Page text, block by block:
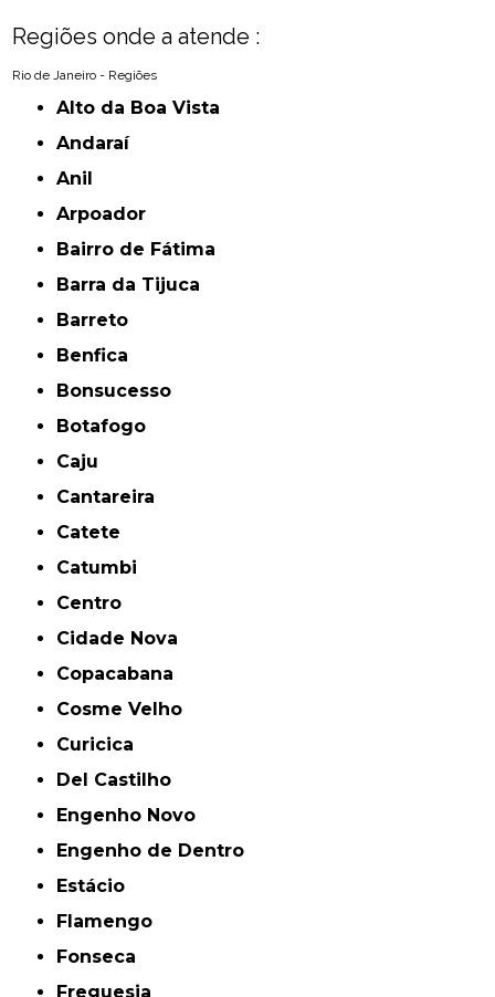
Regiões onde a atende :
Rio de Janeiro - Regiões
Alto da Boa Vista
Andaraí
Anil
Arpoador
Bairro de Fátima
Barra da Tijuca
Barreto
Benfica
Bonsucesso
Botafogo
Caju
Cantareira
Catete
Catumbi
Centro
Cidade Nova
Copacabana
Cosme Velho
Curicica
Del Castilho
Engenho Novo
Engenho de Dentro
Estácio
Flamengo
Fonseca
Freguesia